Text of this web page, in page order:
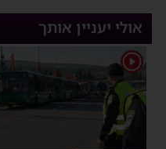
אולי יעניין אותך